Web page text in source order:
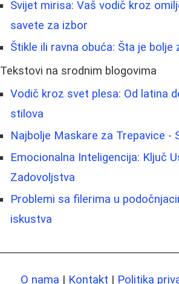
Svijet mirisa: Vaš vodič kroz
savete za izbor
Štikle ili ravna obuća: Šta je bolje
Tekstovi na srodnim blogovima
Vodič kroz svet plesa: Od latina
stilova
Najbolje Maskare za Trepavice -
Emocionalna Inteligencija: Ključ
Zadovoljstva
Problemi sa filerima u
iskustva
O nama | Kontakt | Politika